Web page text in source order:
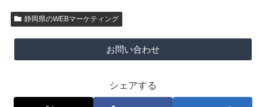
静岡県のWEBマーケティング
お問い合わせ
シェアする